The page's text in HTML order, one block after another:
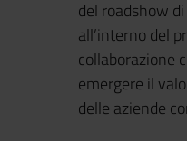
del roadshow
all’interno del
collaborazione
emergere il
delle aziende